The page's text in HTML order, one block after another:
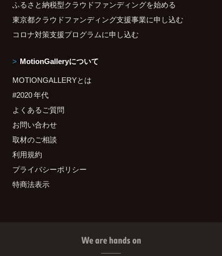
ふるさと納税型クラウドファンディングを始める
東京都クラウドファンディング支援事業に申し込む
コロナ対策支援プログラムに申し込む
MotionGalleryについて
MOTIONGALLERYとは
#2020 年代
よくあるご質問
お問い合わせ
取材のご相談
利用規約
プライバシーポリシー
特商法表示
We are hands on